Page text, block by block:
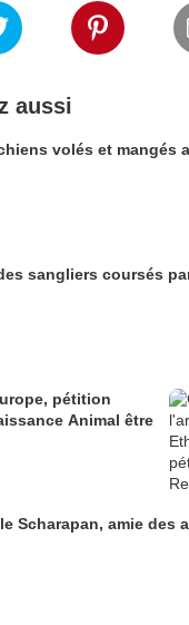
aussi
volés et mangés
sangliers coursés
pétition
Animal être
Scharapan, amie des